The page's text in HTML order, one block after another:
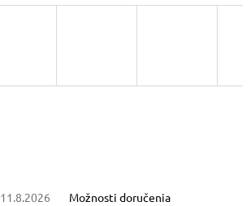
11.8.2026 Možnosti doručenia